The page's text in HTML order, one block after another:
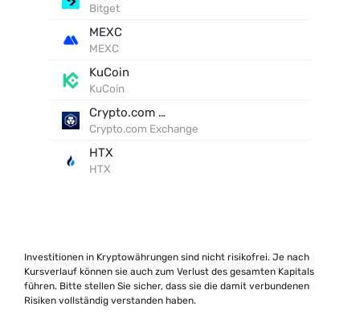
Bitget
MEXC
MEXC
KuCoin
KuCoin
Crypto.com Exchange
Crypto.com Exchange
HTX
HTX
Investitionen in Kryptowährungen sind nicht risikofrei. Je nach
Kursverlauf können sie auch zum Verlust des gesamten Kapitals
führen. Bitte stellen Sie sicher, dass sie die damit verbundenen
Risiken vollständig verstanden haben.